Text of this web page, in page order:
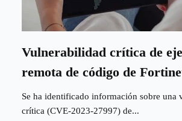
Vulnerabilidad crítica de
remota de código de
Se ha identificado información sobre una
crítica (CVE-2023-27997) de...